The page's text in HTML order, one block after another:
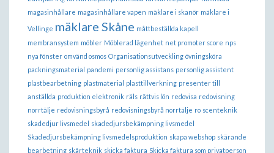
magasinhållare magasinhållare vapen mäklare i skanör mäklare i
Vellinge mäklare Skåne måttbeställda kapell
membransystem möbler Möblerad lägenhet net promoter score nps
nya fönster omvänd osmos Organisationsutveckling övningsköra
packningsmaterial pandemi personlig assistans personlig assistent
plastbearbetning plastmaterial plasttillverkning presenter till
anställda produktion elektronik räls rättvis lön redovisa redovisning
norrtälje redovisningsbyrå redovisningsbyrå norrtälje ro scenteknik
skadedjur livsmedel skadedjursbekämpning livsmedel
Skadedjursbekämpning livsmedelsproduktion skapa webshop skärande
bearbetning skärteknik skicka faktura Skicka faktura som privatperson